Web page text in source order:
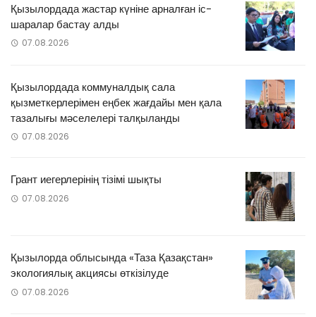
Қызылордада жастар күніне арналған іс-
шаралар бастау алды
07.08.2026
Қызылордада коммуналдық сала
қызметкерлерімен еңбек жағдайы мен қала
тазалығы мәселелері талқыланды
07.08.2026
Грант иегерлерінің тізімі шықты
07.08.2026
Қызылорда облысында «Таза Қазақстан»
экологиялық акциясы өткізілуде
07.08.2026